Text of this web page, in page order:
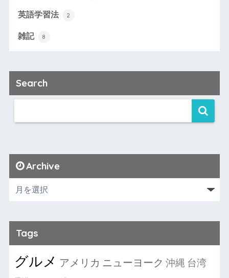
英語学習法 2
雑記 8
Search
Archive
Tags
グルメ アメリカ ニューヨーク 沖縄 台湾